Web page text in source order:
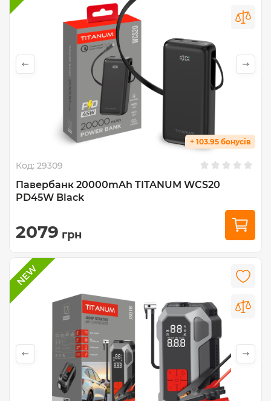
+ 103.95 бонусів
Код: 29309
Павербанк 20000mAh TITANUM WCS20
PD45W Black
2079 грн